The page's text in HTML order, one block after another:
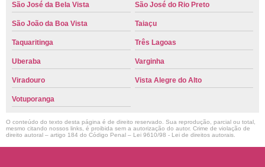
São José da Bela Vista São José do Rio Preto
São João da Boa Vista Taiaçu
Taquaritinga Três Lagoas
Uberaba Varginha
Viradouro Vista Alegre do Alto
Votuporanga
O conteúdo do texto desta página é de direito reservado. Sua reprodução, parcial ou total,
mesmo citando nossos links, é proibida sem a autorização do autor. Crime de violação de
direito autoral – artigo 184 do Código Penal – Lei 9610/98 - Lei de direitos autorais